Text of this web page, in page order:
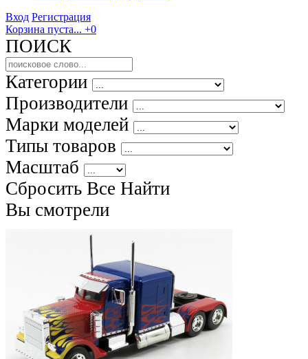
Вход Регистрация
Корзина пуста... +0
ПОИСК
Категории
Производители
Марки моделей
Типы товаров
Масштаб
Сбросить Все Найти
Вы смотрели